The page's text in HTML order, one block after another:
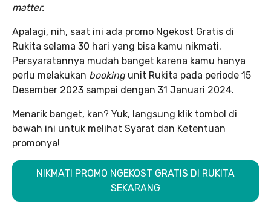
matter.
Apalagi, nih, saat ini ada promo Ngekost Gratis di
Rukita selama 30 hari yang bisa kamu nikmati.
Persyaratannya mudah banget karena kamu hanya
perlu melakukan booking unit Rukita pada periode 15
Desember 2023 sampai dengan 31 Januari 2024.
Menarik banget, kan? Yuk, langsung klik tombol di
bawah ini untuk melihat Syarat dan Ketentuan
promonya!
NIKMATI PROMO NGEKOST GRATIS DI RUKITA
SEKARANG